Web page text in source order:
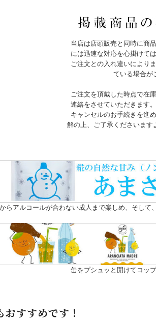
当店は店頭販売と同時に商
には迅速な対応を心掛けて
ご注文との入れ違いにより
ている場合が
ご注文を頂戴した時点で在
連絡をさせていただきます
キャンセルのお手続きを進
解の上、ご了承くださいます
らアルコールが合わない成人まで楽しめ、そし
缶をプシュッと開けてコッ
すすめです！